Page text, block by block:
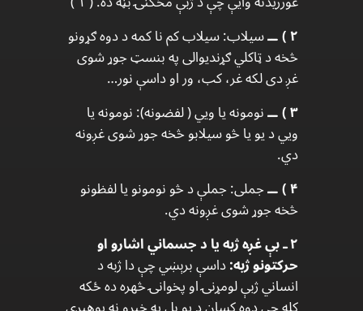
۲ ) ــ
سیلاب: سیلاب کم نا کمه د دوه ګړونو
څخه د ټاکلي ګړندیوالی په بنسټ جوړ شوی
غږ دی لکه غر، کب، ور او داسې نور…
۳ ) ــ
نومونه یا ويي ( لفضونه): نومونه یا
ويي د یو یا څو سیلابو څخه جوړ شوی غږونه
دي.
۴ ) ــ
جملی: جملې د څو نومونو یا لفظونو
څخه جوړ شوی غږونه دي.
۲ ـ بې غږه ژبه یا د جسماني اشارو او
حرکتونو ژبه:داسې برېښي چې دا ژبه د
انساني ژبې لومړنۍ او پخوانۍ څهره ده ځکه